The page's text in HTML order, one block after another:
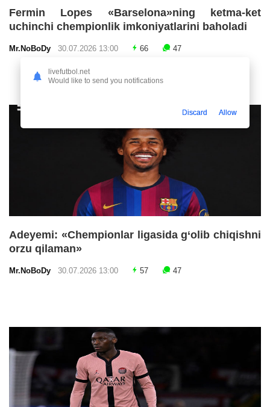
Fermin Lopes «Barselona»ning ketma-ket
uchinchi chempionlik imkoniyatlarini baholadi
Mr.NoBoDy 30.07.2026 13:00 66 47
Adeyemi: «Chempionlar ligasida g‘olib chiqishni
orzu qilaman»
Mr.NoBoDy 30.07.2026 13:00 57 47
livefutbol.net
Would like to send you notifications
Discard Allow